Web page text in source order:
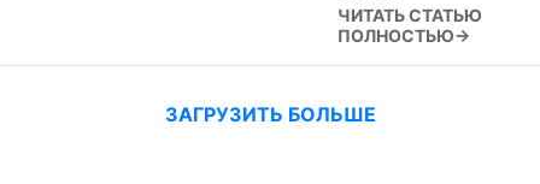
ЧИТАТЬ СТАТЬЮ
ПОЛНОСТЬЮ→
ЗАГРУЗИТЬ БОЛЬШЕ